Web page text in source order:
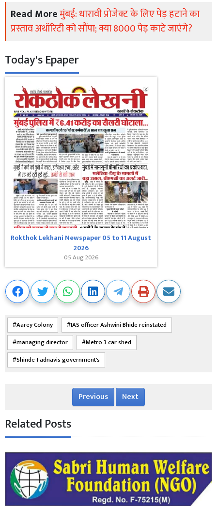
Read Moreमुंबई: धारावी प्रोजेक्ट के लिए पेड़ हटाने का
प्रस्ताव अथॉरिटी को सौंपा; क्या 8000 पेड़ काटे जाएंगे?
Today's Epaper
Rokthok Lekhani Newspaper 05 to 11 August
2026
05 Aug 2026
Aarey Colony
IAS officer Ashwini Bhide reinstated
managing director
Metro 3 car shed
Shinde-Fadnavis government's
Previous Next
Related Posts